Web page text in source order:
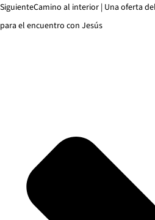
SiguienteCamino al interior | Una oferta
para el encuentro con Jesús